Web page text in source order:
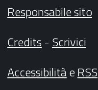
Responsabile sito
Credits- Scrivici
AccessibilitàeRSS